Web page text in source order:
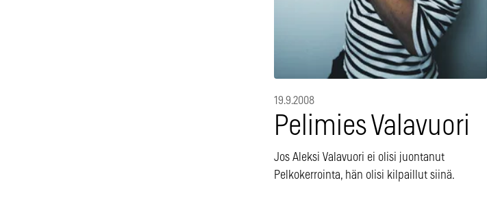
19.9.2008
Pelimies Valavuori
Jos Aleksi Valavuori ei olisi juontanut
Pelkokerrointa, hän olisi kilpaillut siinä.